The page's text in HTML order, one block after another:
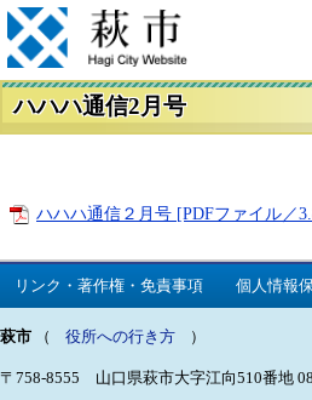
ハハハ通信2月号
ハハハ通信２月号 [PDFファイル／
リンク・著作権・免責事項 個人情報
萩市 （ 役所への行き方 ）
〒758-8555 山口県萩市大字江向510番地